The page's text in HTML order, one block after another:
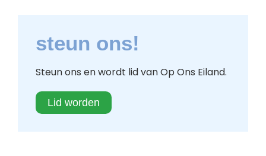
steun ons!
Steun ons en wordt lid van Op Ons Eiland.
Lid worden